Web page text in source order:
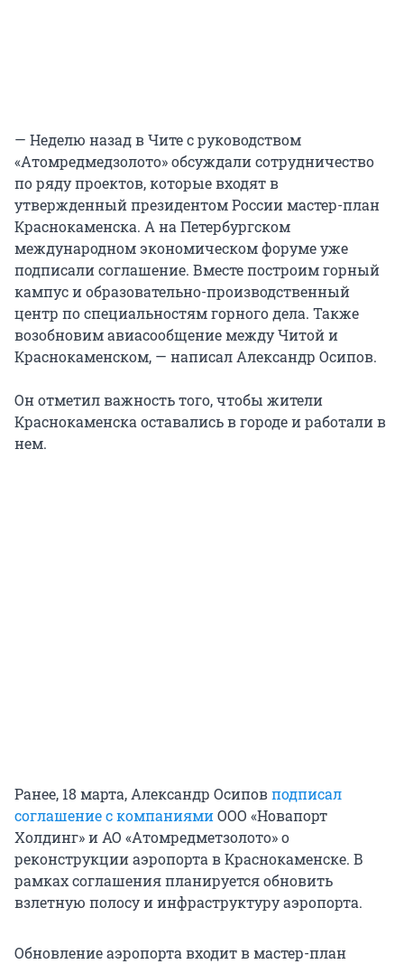
— Неделю назад в Чите с руководством
«Атомредмедзолото» обсуждали сотрудничество
по ряду проектов, которые входят в
утвержденный президентом России мастер-план
Краснокаменска. А на Петербургском
международном экономическом форуме уже
подписали соглашение. Вместе построим горный
кампус и образовательно-производственный
центр по специальностям горного дела. Также
возобновим авиасообщение между Читой и
Краснокаменском, — написал Александр Осипов.
Он отметил важность того, чтобы жители
Краснокаменска оставались в городе и работали в
нем.
Ранее, 18 марта, Александр Осиповподписал
соглашение с компаниямиООО «Новапорт
Холдинг» и АО «Атомредметзолото» о
реконструкции аэропорта в Краснокаменске. В
рамках соглашения планируется обновить
взлетную полосу и инфраструктуру аэропорта.
Обновление аэропорта входит в мастер-план